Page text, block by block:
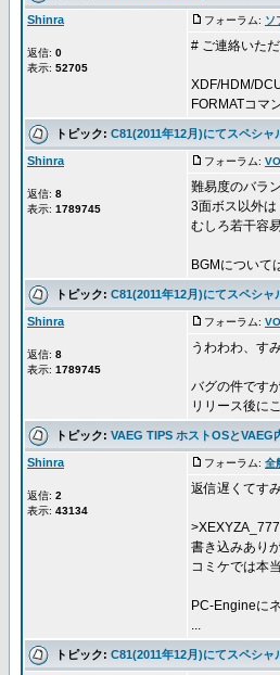
Shinra
返信: 0
表示: 52705
フォーラム: ソ
# ご連絡いた
XDF/HDM/
FORMATコマ
トピック: C81(2011年12月)にてスペシ
Shinra
返信: 8
表示: 1789745
フォーラム:
難易度のバラ
3面ボス以外
むしろ若干容
BGMについて
トピック: C81(2011年12月)にてスペシ
Shinra
返信: 8
表示: 1789745
フォーラム:
うわわわ、す
バグの件です
リリース後に
トピック: VAEG TIPS ホストOSと
Shinra
返信: 2
表示: 43134
フォーラム: 全
返信遅くてす
書き込みあり
コミケでは本
PC-Engineに
...
トピック: C81(2011年12月)にてスペシ